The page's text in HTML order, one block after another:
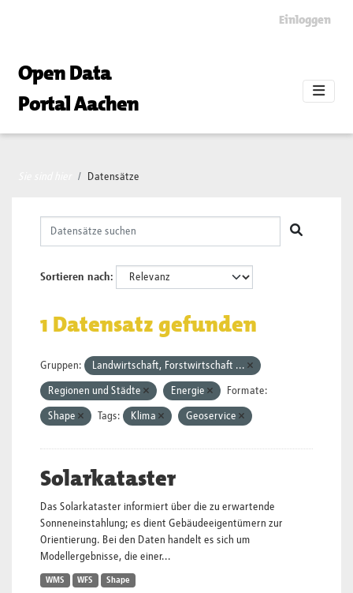
Einloggen
Open Data
Portal Aachen
Datensätze
Sortieren nach
1 Datensatz gefunden
Gruppen: Landwirtschaft, Forstwirtschaft ...
Regionen und Städte Energie Formate:
Shape Tags: Klima Geoservice
Solarkataster
Das Solarkataster informiert über die zu erwartende
Sonneneinstahlung; es dient Gebäudeeigentümern zur
Orientierung. Bei den Daten handelt es sich um
Modellergebnisse, die einer...
WMS WFS Shape